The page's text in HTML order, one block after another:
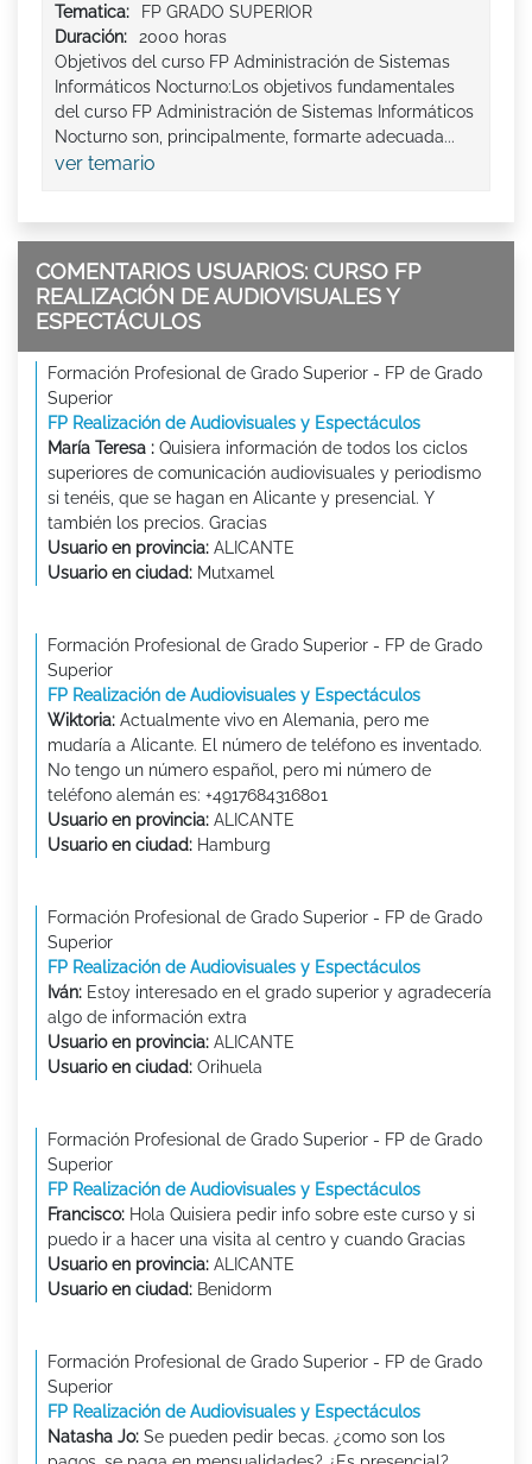
Tematica:
FP GRADO SUPERIOR
Duración:
2000 horas
Objetivos del curso FP Administración de Sistemas
Informáticos Nocturno:Los objetivos fundamentales
del curso FP Administración de Sistemas Informáticos
Nocturno son, principalmente, formarte adecuada...
ver temario
COMENTARIOS USUARIOS: CURSO FP
REALIZACIÓN DE AUDIOVISUALES Y
ESPECTÁCULOS
Formación Profesional de Grado Superior - FP de Grado
Superior
FP Realización de Audiovisuales y Espectáculos
María Teresa : Quisiera información de todos los ciclos
superiores de comunicación audiovisuales y periodismo
si tenéis, que se hagan en Alicante y presencial. Y
también los precios. Gracias
Usuario en provincia: ALICANTE
Usuario en ciudad: Mutxamel
Formación Profesional de Grado Superior - FP de Grado
Superior
FP Realización de Audiovisuales y Espectáculos
Wiktoria: Actualmente vivo en Alemania, pero me
mudaría a Alicante. El número de teléfono es inventado.
No tengo un número español, pero mi número de
teléfono alemán es: +4917684316801
Usuario en provincia: ALICANTE
Usuario en ciudad: Hamburg
Formación Profesional de Grado Superior - FP de Grado
Superior
FP Realización de Audiovisuales y Espectáculos
Iván: Estoy interesado en el grado superior y agradecería
algo de información extra
Usuario en provincia: ALICANTE
Usuario en ciudad: Orihuela
Formación Profesional de Grado Superior - FP de Grado
Superior
FP Realización de Audiovisuales y Espectáculos
Francisco: Hola Quisiera pedir info sobre este curso y si
puedo ir a hacer una visita al centro y cuando Gracias
Usuario en provincia: ALICANTE
Usuario en ciudad: Benidorm
Formación Profesional de Grado Superior - FP de Grado
Superior
FP Realización de Audiovisuales y Espectáculos
Natasha Jo: Se pueden pedir becas. ¿como son los